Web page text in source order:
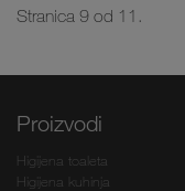
Stranica 9 od 11.
Proizvodi
Higijena toaleta
Higijena kuhinja